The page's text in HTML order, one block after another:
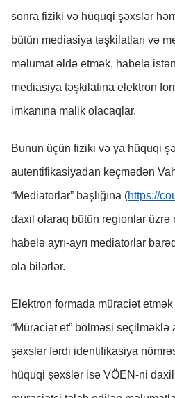
sonra fiziki və hüquqi şəxslər
bütün mediasiya təşkilatları və
məlumat əldə etmək, habelə
mediasiya təşkilatına elektron
imkanına malik olacaqlar.
Bunun üçün fiziki və ya hüquqi
autentifikasiyadan keçmədən
“Mediatorlar” başlığına (https://
daxil olaraq bütün regionlar üzrə
habelə ayrı-ayrı mediatorlar
ola bilərlər.
Elektron formada müraciət
“Müraciət et” bölməsi seçilməklə
şəxslər fərdi identifikasiya
hüquqi şəxslər isə VÖEN-ni